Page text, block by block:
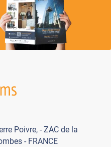
Poivre, - ZAC de la
- FRANCE